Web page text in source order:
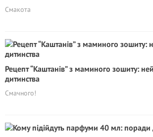
Смакота
Рецепт “Каштанів” з маминого зошиту:
дитинства
Смачного!